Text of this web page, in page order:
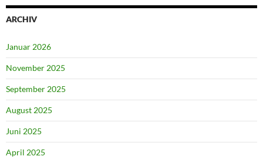
ARCHIV
Januar 2026
November 2025
September 2025
August 2025
Juni 2025
April 2025